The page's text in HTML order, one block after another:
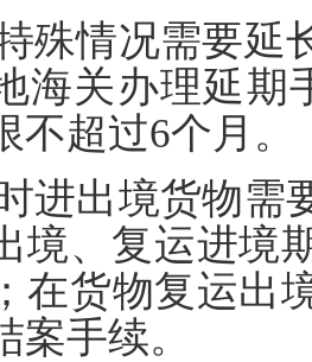
殊情况需要延
海关办理延期
不超过6个月。
进出境货物需
境、复运进境
在货物复运出
案手续。